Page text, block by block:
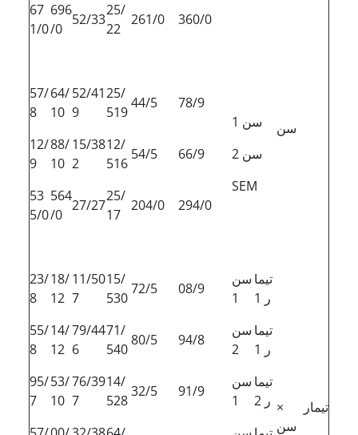
67
1/0
696
/0
52/33
25/
22
261/0 360/0
57/
8
64/
10
52/41
9
25/
519
44/5
78/9
سن 1
سن 2
SEM
سن
12/
9
88/
10
15/38
2
12/
516
54/5 66/9
53
5/0
564
/0
27/27
25/
17
204/0 294/0
23/
8
18/
12
11/50
7
15/
530
72/5 08/9
سن
1
تیما
ر 1
تیمار ×
سن
55/
8
14/
12
79/44
6
71/
540
80/5 94/8
سن
2
تیما
ر 1
95/
7
53/
10
76/39
7
14/
528
32/5 91/9
سن
1
تیما
ر 2